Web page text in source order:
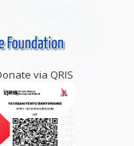
via QRIS